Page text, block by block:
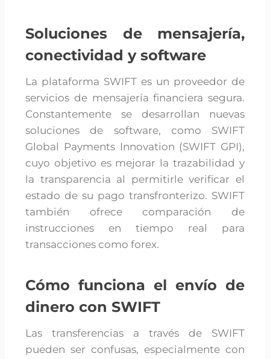
Soluciones de mensajería,
conectividad y software
La plataforma SWIFT es un proveedor de
servicios de mensajería financiera segura.
Constantemente se desarrollan nuevas
soluciones de software, como SWIFT
Global Payments Innovation (SWIFT GPI),
cuyo objetivo es mejorar la trazabilidad y
la transparencia al permitirle verificar el
estado de su pago transfronterizo. SWIFT
también ofrece comparación de
instrucciones en tiempo real para
transacciones como forex.
Cómo funciona el envío de
dinero con SWIFT
Las transferencias a través de SWIFT
pueden ser confusas, especialmente con